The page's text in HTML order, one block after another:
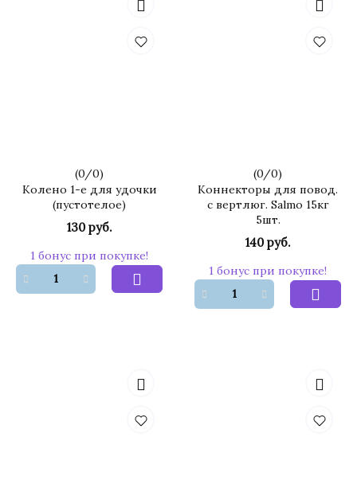
(0/0)
Колено 1-е для удочки
(пустотелое)
130 руб.
1 бонус при покупке!
(0/0)
Коннекторы для повод.
с вертлюг. Salmo 15кг
5шт.
140 руб.
1 бонус при покупке!